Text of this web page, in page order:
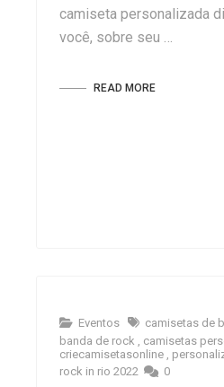
camiseta personalizada
você, sobre seu …
READ MORE
Eventos camisetas de
banda de rock
camisetas
criecamisetasonline
rock in rio 2022
0